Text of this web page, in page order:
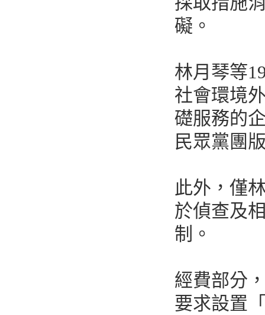
礙。
林月琴等
社會環境
礎服務的
民眾黨團
此外，僅
於偵查及
制。
經費部分
要求設置